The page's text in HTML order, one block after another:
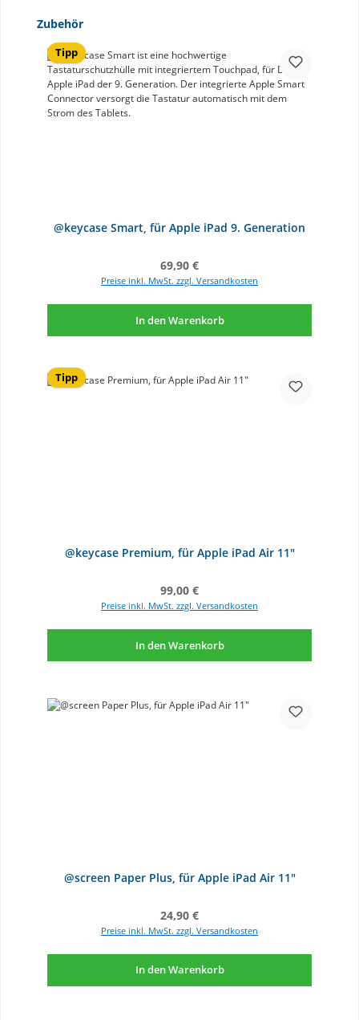
Produktgalerie überspringen
Zubehör
Tipp
@keycase Smart, für Apple iPad 9. Generation
Regulärer Preis:
69,90 €
Preise inkl. MwSt. zzgl. Versandkosten
In den Warenkorb
Tipp
@keycase Premium, für Apple iPad Air 11"
Regulärer Preis:
99,00 €
Preise inkl. MwSt. zzgl. Versandkosten
In den Warenkorb
@screen Paper Plus, für Apple iPad Air 11"
Regulärer Preis:
24,90 €
Preise inkl. MwSt. zzgl. Versandkosten
In den Warenkorb